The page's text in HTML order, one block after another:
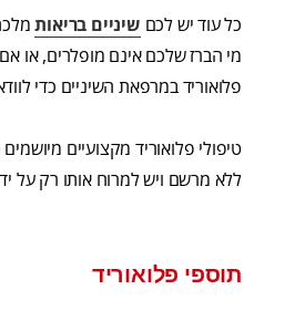
כל עוד יש לכם שיניים בריאות
מי הברז שלכם אינם מופלרים, או
פלואוריד במרפאת השיניים כדי
טיפולי פלואוריד מקצועיים
ללא מרשם ויש למרוח אותו רק על
תוספי פלואוריד